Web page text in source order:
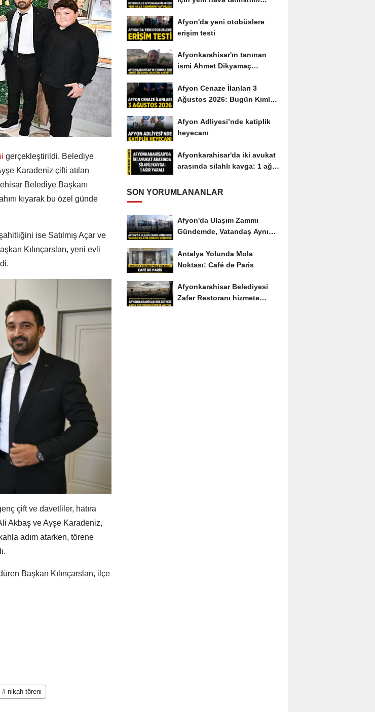
gerçekleştirildi. Belediye
Karadeniz çifti atılan
Belediye Başkanı
kıyarak bu özel günde
ise Satılmış Açar ve
Kılınçarslan, yeni evli
çift ve davetliler, hatıra
Akbaş ve Ayşe Karadeniz,
adım atarken, törene
Başkan Kılınçarslan, ilçe
# nikah töreni
Afyon'da yeni otobüslere
erişim testi
Afyonkarahisar'ın tanınan
ismi Ahmet Dikyamaç
Afyon Cenaze İlanları 3
Ağustos 2026: Bugün Kimler
Afyon Adliyesi’nde katiplik
heyecanı
Afyonkarahisar'da iki avukat
arasında silahlı kavga: 1 ağır
SON YORUMLANANLAR
Afyon'da Ulaşım Zammı
Gündemde, Vatandaş Aynı
Antalya Yolunda Mola
Noktası: Café de Paris
Afyonkarahisar Belediyesi
Zafer Restoranı hizmete